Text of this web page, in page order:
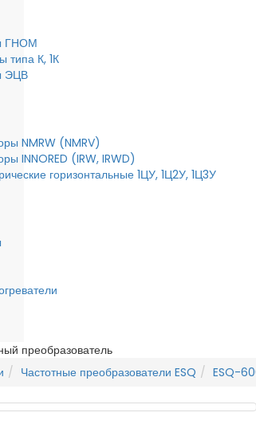
ГНОМ
типа К, 1К
ЭЦВ
NMRW (NMRV)
INNORED (IRW, IRWD)
горизонтальные 1ЦУ, 1Ц2У, 1Ц3У
преобразователь
Частотные преобразователи ESQ ESQ-